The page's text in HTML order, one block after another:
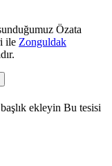
Özata
ile Zonguldak
ekleyin Bu tesisi